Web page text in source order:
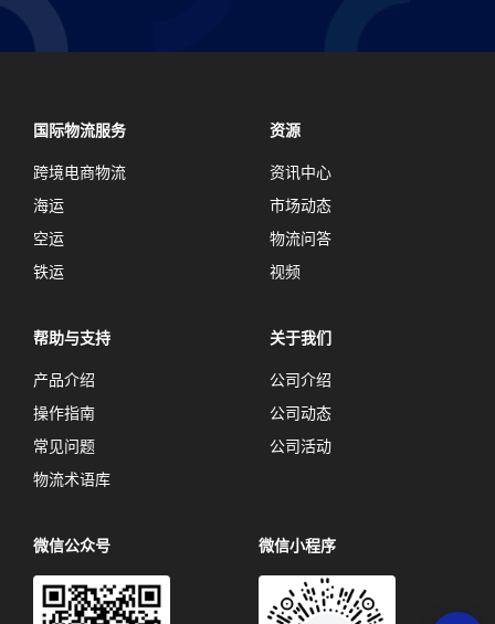
国际物流服务
跨境电商物流
海运
空运
铁运
资源
资讯中心
市场动态
物流问答
视频
帮助与支持
产品介绍
操作指南
常见问题
物流术语库
关于我们
公司介绍
公司动态
公司活动
微信公众号 微信小程序